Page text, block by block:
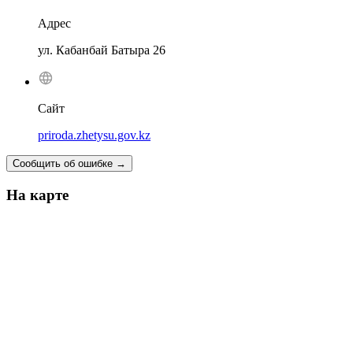
Адрес
ул. Кабанбай Батыра 26
Сайт
priroda.zhetysu.gov.kz
Сообщить об ошибке →
На карте